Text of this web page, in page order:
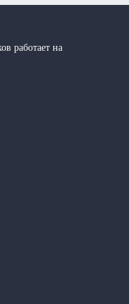
работает на